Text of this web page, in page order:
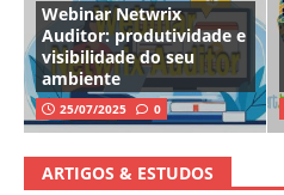
Webinar Netwrix
Auditor: produtividade e
visibilidade do seu
ambiente
25/07/2025 0
ARTIGOS & ESTUDOS